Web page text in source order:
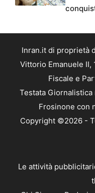
Inran.it di proprietà
Vittorio Emanuele II,
Fiscale e
Testata
Frosinone con
Copyright ©2026 -
Le attività